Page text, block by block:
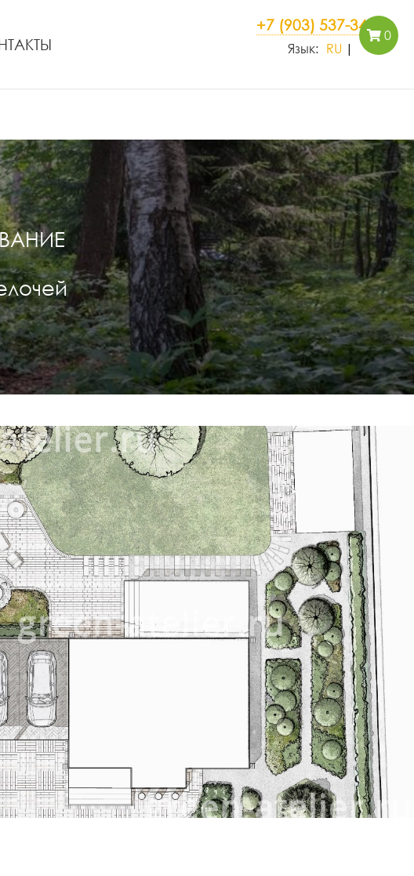
+7 (903) 537-34-35
Язык: RU
0